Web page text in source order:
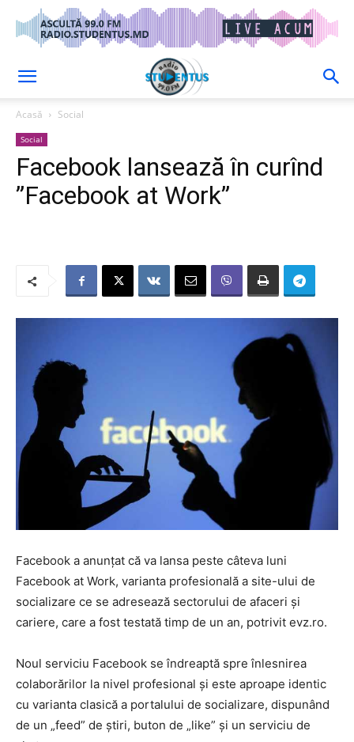
Acasă Social
Social
Facebook lansează în curînd
”Facebook at Work”
Facebook a anunțat că va lansa peste câteva luni
Facebook at Work, varianta profesională a site-ului de
socializare ce se adresează sectorului de afaceri şi
cariere, care a fost testată timp de un an, potrivit evz.ro.
Noul serviciu Facebook se îndreaptă spre înlesnirea
colaborărilor la nivel profesional şi este aproape identic
cu varianta clasică a portalului de socializare, dispunând
de un „feed” de ştiri, buton de „like” şi un serviciu de